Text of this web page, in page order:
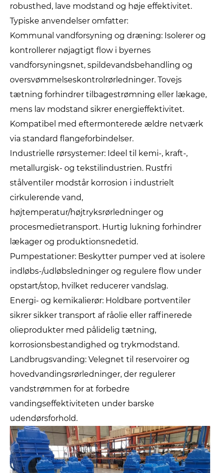
robusthed, lave modstand og høje effektivitet.
Typiske anvendelser omfatter:
Kommunal vandforsyning og dræning: Isolerer og
kontrollerer nøjagtigt flow i byernes
vandforsyningsnet, spildevandsbehandling og
oversvømmelseskontrolrørledninger. Tovejs
tætning forhindrer tilbagestrømning eller lækage,
mens lav modstand sikrer energieffektivitet.
Kompatibel med eftermonterede ældre netværk
via standard flangeforbindelser.
Industrielle rørsystemer: Ideel til kemi-, kraft-,
metallurgisk- og tekstilindustrien. Rustfri
stålventiler modstår korrosion i industrielt
cirkulerende vand,
højtemperatur/højtryksrørledninger og
procesmedietransport. Hurtig lukning forhindrer
lækager og produktionsnedetid.
Pumpestationer: Beskytter pumper ved at isolere
indløbs-/udløbsledninger og regulere flow under
opstart/stop, hvilket reducerer vandslag.
Energi- og kemikalierør: Holdbare portventiler
sikrer sikker transport af råolie eller raffinerede
olieprodukter med pålidelig tætning,
korrosionsbestandighed og trykmodstand.
Landbrugsvanding: Velegnet til reservoirer og
hovedvandingsrørledninger, der regulerer
vandstrømmen for at forbedre
vandingseffektiviteten under barske
udendørsforhold.